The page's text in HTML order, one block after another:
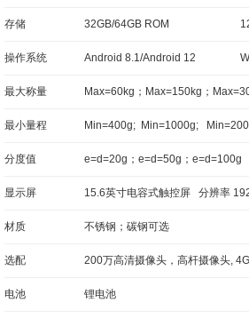
存储 32GB/64GB ROM
操作系统 Android 8.1/Android 12
最大称量 Max=60kg；Max=150kg；
最小量程 Min=400g; Min=1000g;
分度值 e=d=20g；e=d=50g；e=d=100g
显示屏 15.6英寸电容式触控屏 分辨率
材质 不锈钢；碳钢可选
选配 200万高清摄像头，高杆摄像头,
电池 锂电池